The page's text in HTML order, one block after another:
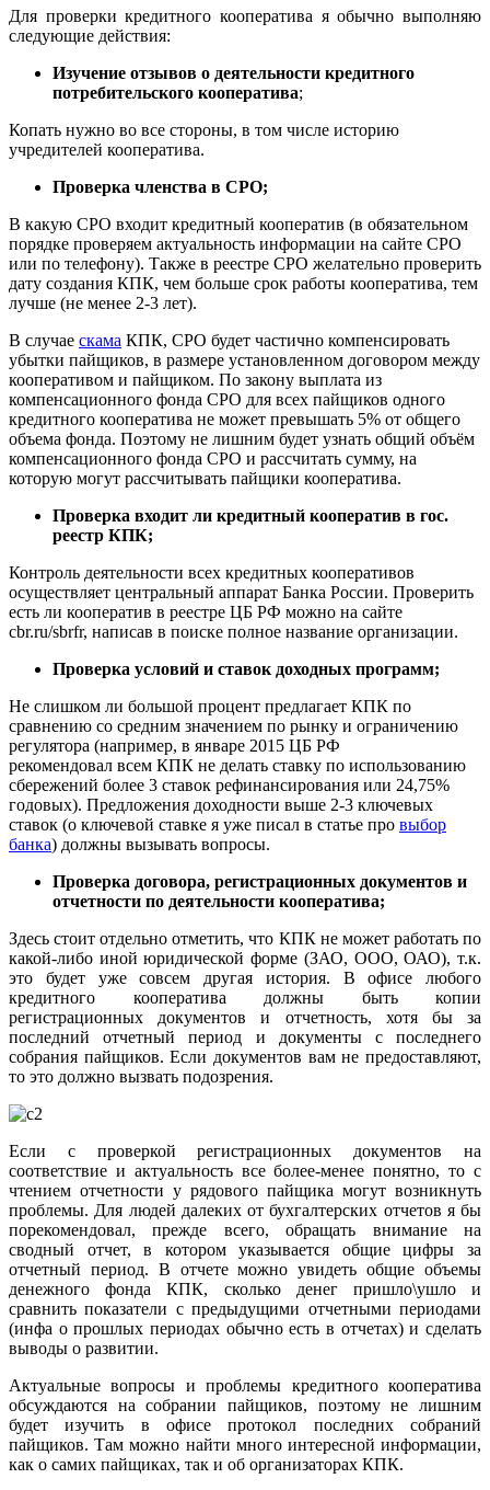
Для проверки кредитного кооператива я обычно выполняю
следующие действия:
Изучение отзывов о деятельности кредитного
потребительского кооператива;
Копать нужно во все стороны, в том числе историю
учредителей кооператива.
Проверка членства в СРО;
В какую СРО входит кредитный кооператив (в обязательном
порядке проверяем актуальность информации на сайте СРО
или по телефону). Также в реестре СРО желательно проверить
дату создания КПК, чем больше срок работы кооператива, тем
лучше (не менее 2-3 лет).
В случае скама КПК, СРО будет частично компенсировать
убытки пайщиков, в размере установленном договором между
кооперативом и пайщиком. По закону выплата из
компенсационного фонда СРО для всех пайщиков одного
кредитного кооператива не может превышать 5% от общего
объема фонда. Поэтому не лишним будет узнать общий объём
компенсационного фонда СРО и рассчитать сумму, на
которую могут рассчитывать пайщики кооператива.
Проверка входит ли кредитный кооператив в гос.
реестр КПК;
Контроль деятельности всех кредитных кооперативов
осуществляет центральный аппарат Банка России. Проверить
есть ли кооператив в реестре ЦБ РФ можно на сайте
cbr.ru/sbrfr, написав в поиске полное название организации.
Проверка условий и ставок доходных программ;
Не слишком ли большой процент предлагает КПК по
сравнению со средним значением по рынку и ограничению
регулятора (например, в январе 2015 ЦБ РФ
рекомендовал всем КПК не делать ставку по использованию
сбережений более 3 ставок рефинансирования или 24,75%
годовых). Предложения доходности выше 2-3 ключевых
ставок (о ключевой ставке я уже писал в статье про выбор
банка) должны вызывать вопросы.
Проверка договора, регистрационных документов и
отчетности по деятельности кооператива;
Здесь стоит отдельно отметить, что КПК не может работать по
какой-либо иной юридической форме (ЗАО, ООО, ОАО), т.к.
это будет уже совсем другая история. В офисе любого
кредитного кооператива должны быть копии
регистрационных документов и отчетность, хотя бы за
последний отчетный период и документы с последнего
собрания пайщиков. Если документов вам не предоставляют,
то это должно вызвать подозрения.
Если с проверкой регистрационных документов на
соответствие и актуальность все более-менее понятно, то с
чтением отчетности у рядового пайщика могут возникнуть
проблемы. Для людей далеких от бухгалтерских отчетов я бы
порекомендовал, прежде всего, обращать внимание на
сводный отчет, в котором указывается общие цифры за
отчетный период. В отчете можно увидеть общие объемы
денежного фонда КПК, сколько денег пришло\ушло и
сравнить показатели с предыдущими отчетными периодами
(инфа о прошлых периодах обычно есть в отчетах) и сделать
выводы о развитии.
Актуальные вопросы и проблемы кредитного кооператива
обсуждаются на собрании пайщиков, поэтому не лишним
будет изучить в офисе протокол последних собраний
пайщиков. Там можно найти много интересной информации,
как о самих пайщиках, так и об организаторах КПК.